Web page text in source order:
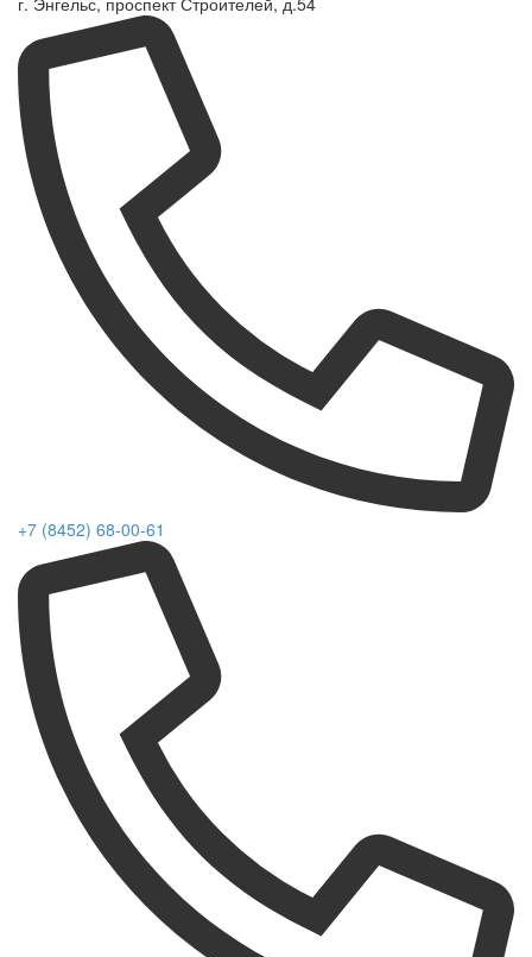
+7 (8452) 68-00-61